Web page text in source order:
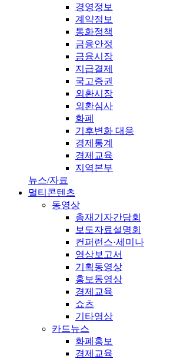
경영정보
계약정보
통화정책
금융안정
금융시장
지급결제
국고증권
외환시장
외환심사
화폐
기후변화 대응
경제통계
경제교육
지역본부
뉴스/자료
멀티콘텐츠
동영상
총재기자간담회
보도자료설명회
컨퍼런스·세미나
영상보고서
기획동영상
홍보동영상
경제교육
쇼츠
기타영상
카드뉴스
화폐홍보
경제교육